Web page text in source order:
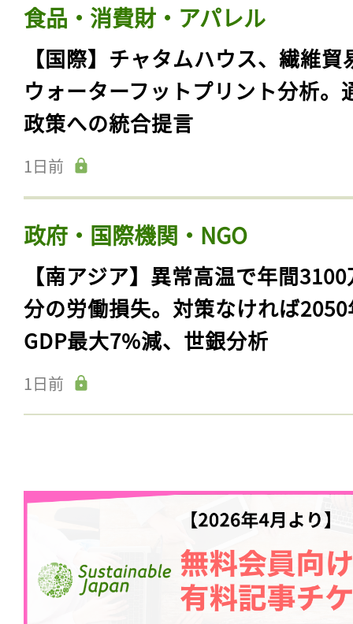
食品・消費財・アパレル
【国際】チャタムハウス、繊維貿
ウォーターフットプリント分析。
政策への統合提言
1日前
政府・国際機関・NGO
【南アジア】異常高温で年間
分の労働損失。対策なければ
GDP最大7%減、世銀分析
1日前